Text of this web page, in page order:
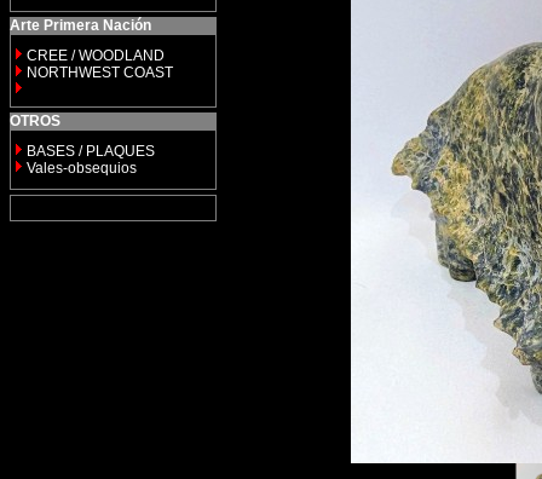
Arte Primera Nación
CREE / WOODLAND
NORTHWEST COAST
OTROS
BASES / PLAQUES
Vales-obsequios